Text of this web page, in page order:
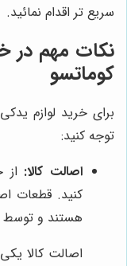
سریع تر اقدام نمائید.
نکات مهم در
کوماتسو
برای خرید لوازم
توجه کنید:
اصالت کالا:
کنید. قطعات
هستند و توسط
اصالت کالا